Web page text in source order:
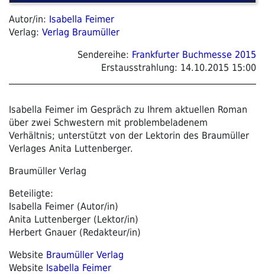
Autor/in: Isabella Feimer
Verlag: Verlag Braumüller
Sendereihe: Frankfurter Buchmesse 2015
Erstausstrahlung: 14.10.2015 15:00
Isabella Feimer im Gespräch zu Ihrem aktuellen Roman
über zwei Schwestern mit problembeladenem
Verhältnis; unterstützt von der Lektorin des Braumüller
Verlages Anita Luttenberger.
Braumüller Verlag
Beteiligte:
Isabella Feimer (Autor/in)
Anita Luttenberger (Lektor/in)
Herbert Gnauer (Redakteur/in)
Website Braumüller Verlag
Website Isabella Feimer